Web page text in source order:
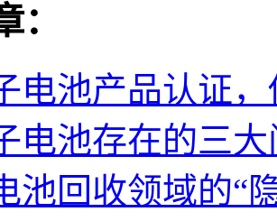
：
电池产品认证
电池存在的三大
池回收领域的“